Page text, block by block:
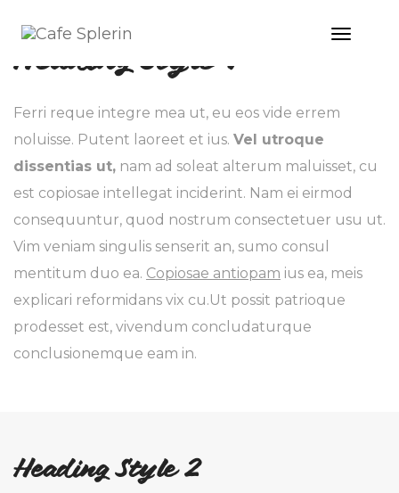
Toggle
Heading Style 1
Ferri reque integre mea ut, eu eos vide errem
noluisse. Putent laoreet et ius. Vel utroque
dissentias ut, nam ad soleat alterum maluisset, cu
est copiosae intellegat inciderint. Nam ei eirmod
consequuntur, quod nostrum consectetuer usu ut.
Vim veniam singulis senserit an, sumo consul
mentitum duo ea. Copiosae antiopam ius ea, meis
explicari reformidans vix cu.Ut possit patrioque
prodesset est, vivendum concludaturque
conclusionemque eam in.
Heading Style 2